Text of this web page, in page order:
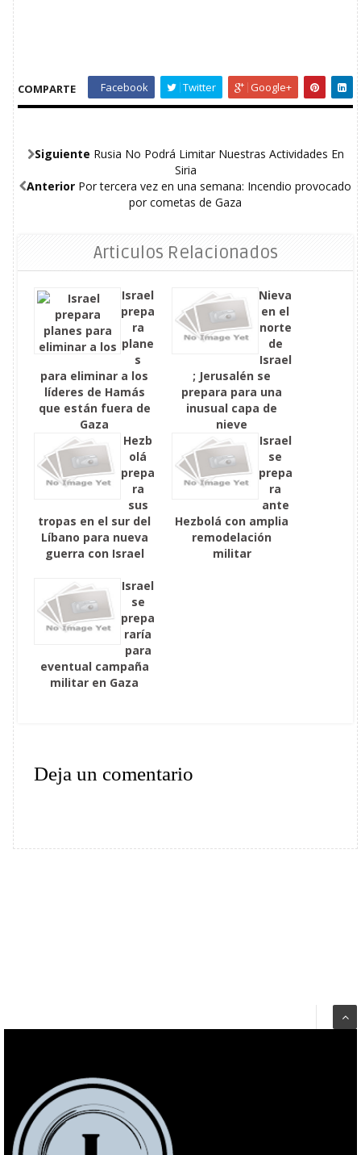
COMPARTE Facebook Twitter Google+
Siguiente Rusia No Podrá Limitar Nuestras Actividades En
Siria
Anterior Por tercera vez en una semana: Incendio provocado
por cometas de Gaza
Articulos Relacionados
Israel
prepa
ra
plane
s
para eliminar a los
líderes de Hamás
que están fuera de
Gaza
Nieva
en el
norte
de
Israel
; Jerusalén se
prepara para una
inusual capa de
nieve
Hezb
olá
prepa
ra
sus
tropas en el sur del
Líbano para nueva
guerra con Israel
Israel
se
prepa
ra
ante
Hezbolá con amplia
remodelación
militar
Israel
se
prepa
raría
para
eventual campaña
militar en Gaza
Deja un comentario